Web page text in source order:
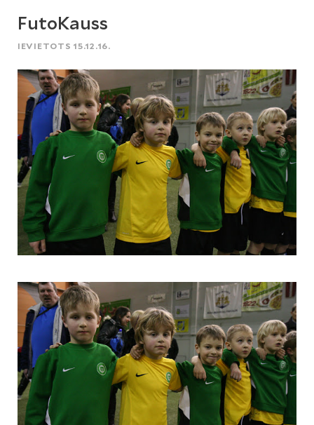
FutoKauss
IEVIETOTS 15.12.16.